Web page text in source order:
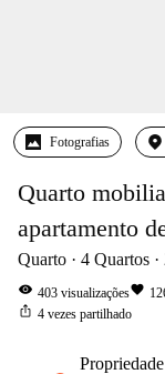
Fotografias
Quarto
apartamento
Quarto 4 Quartos
visibility 403 visualizaçõesfavorite
ios_share 4 vezes partilhado